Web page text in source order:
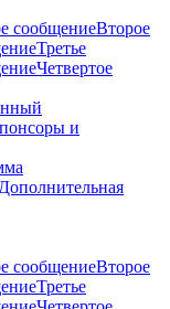
сообщениеВторое
Третье
Четвертое
и
Дополнительная
сообщениеВторое
Третье